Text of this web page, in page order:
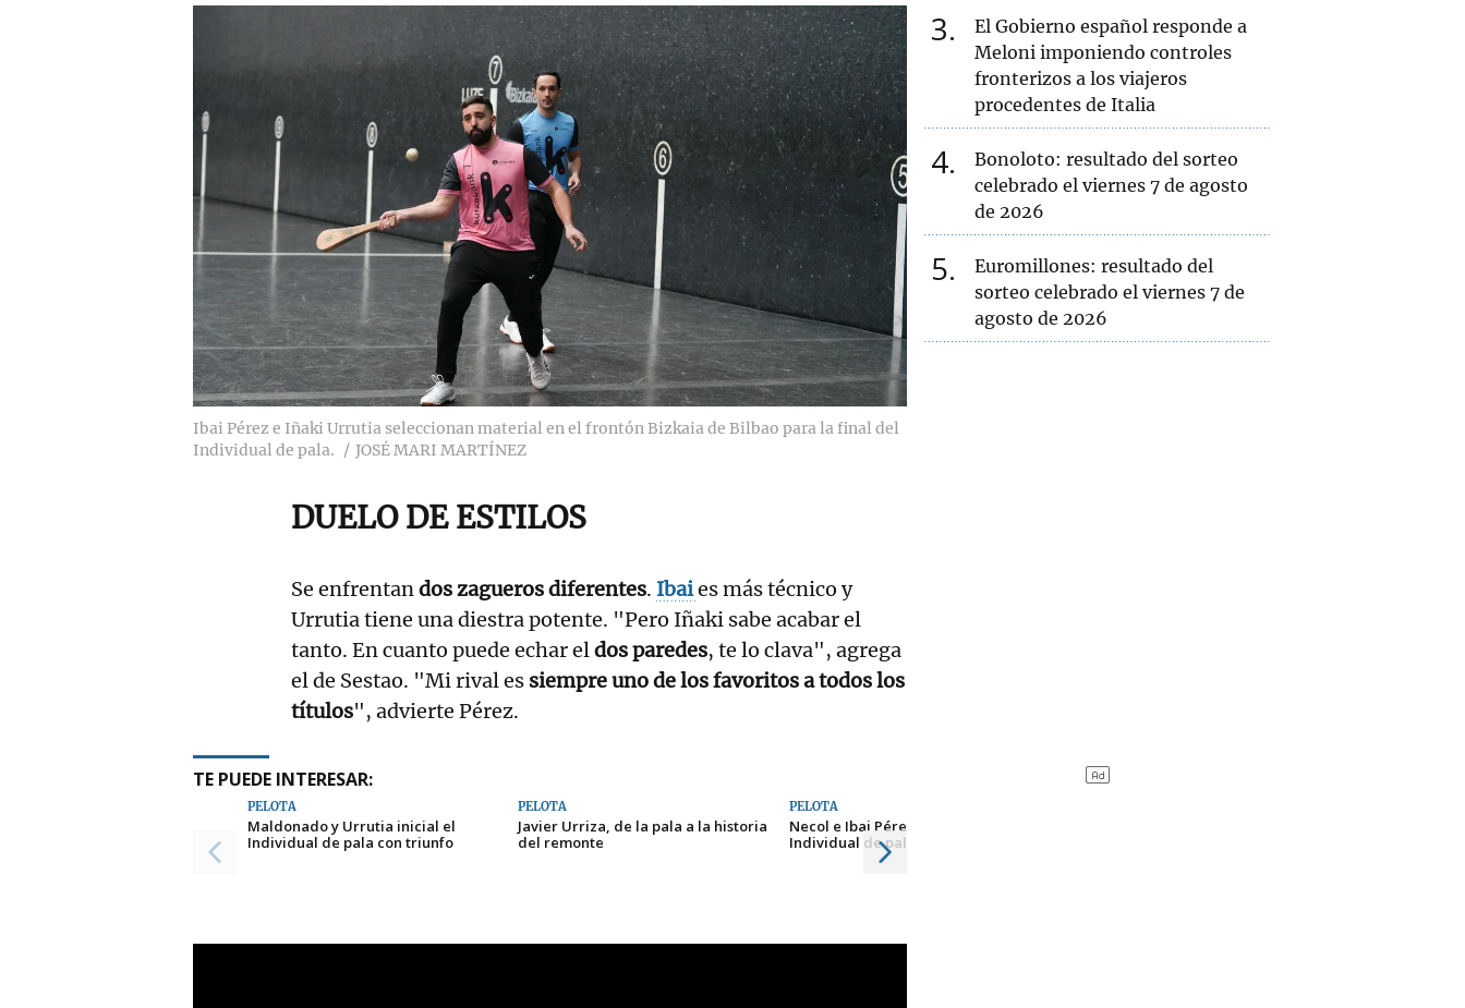
Ibai Pérez e Iñaki Urrutia seleccionan material en el frontón Bizkaia de Bilbao para la final del
Individual de pala.
JOSÉ MARI MARTÍNEZ
DUELO DE ESTILOS
Se enfrentandos zagueros diferentes. Ibaies más técnico y
Urrutia tiene una diestra potente. "Pero Iñaki sabe acabar el
tanto. En cuanto puede echar eldos paredes, te lo clava", agrega
el de Sestao. "Mi rival es siempre uno de los favoritos a todos los
títulos", advierte Pérez.
TE PUEDE INTERESAR:
PELOTA
Maldonado y Urrutia inicial el
Individual de pala con triunfo
PELOTA
Javier Urriza, de la pala a la historia
del remonte
PELOTA
Necol e Ibai Pérez se estrenan en el
Individual de pala
3
El Gobierno español responde a
Meloni imponiendo controles
fronterizos a los viajeros
procedentes de Italia
4
Bonoloto: resultado del sorteo
celebrado el viernes 7 de agosto
de 2026
5
Euromillones: resultado del
sorteo celebrado el viernes 7 de
agosto de 2026